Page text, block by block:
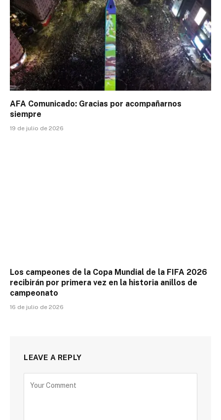
AFA Comunicado: Gracias por acompañarnos
siempre
19 de julio de 2026
Los campeones de la Copa Mundial de la FIFA 2026
recibirán por primera vez en la historia anillos de
campeonato
16 de julio de 2026
LEAVE A REPLY